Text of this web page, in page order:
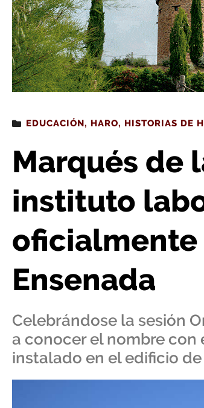
Estás leyendo: Marqués de la Ensenada
EDUCACIÓN, HARO, HISTORIAS DE
Marqués de
instituto
oficialmente
Ensenada
Celebrándose la sesión
a conocer el nombre
instalado en el edificio